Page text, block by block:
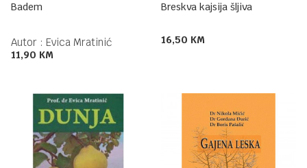
Badem
Autor : Evica Mratinić
11,90 KM
Breskva kajsija šljiva
16,50 KM